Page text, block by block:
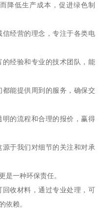
降低生产成本，促进绿色制
经营的理念，专注于各类电
经验和专业的技术团队，能
能提供周到的服务，确保交
的流程和合理的报价，赢得
于我们对细节的关注和对承
是一种环保责任。
收材料，通过专业处理，可
依赖。